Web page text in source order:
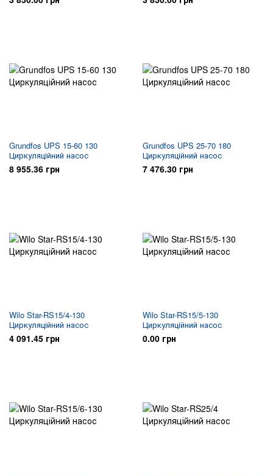
Grundfos UPS 15-60 130
Циркуляційний насос
8 955.36 грн
Grundfos UPS 25-70 180
Циркуляційний насос
7 476.30 грн
Wilo Star-RS15/4-130
Циркуляційний насос
4 091.45 грн
Wilo Star-RS15/5-130
Циркуляційний насос
0.00 грн